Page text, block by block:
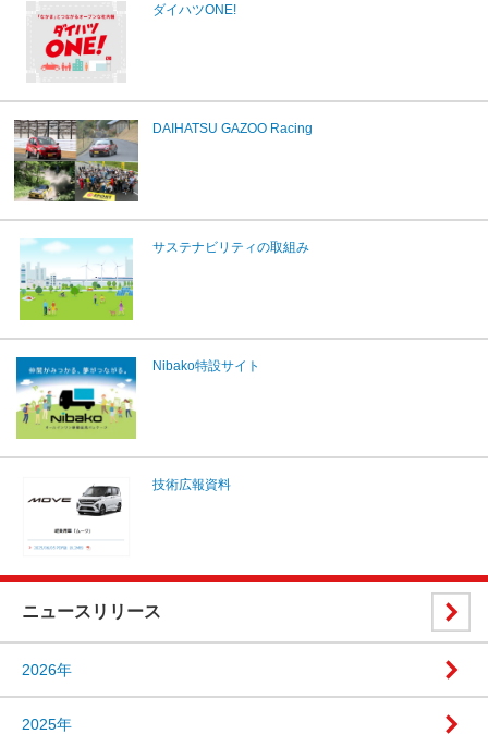
ダイハツONE!
DAIHATSU GAZOO Racing
サステナビリティの取組み
Nibako特設サイト
技術広報資料
ニュースリリース
2026年
2025年